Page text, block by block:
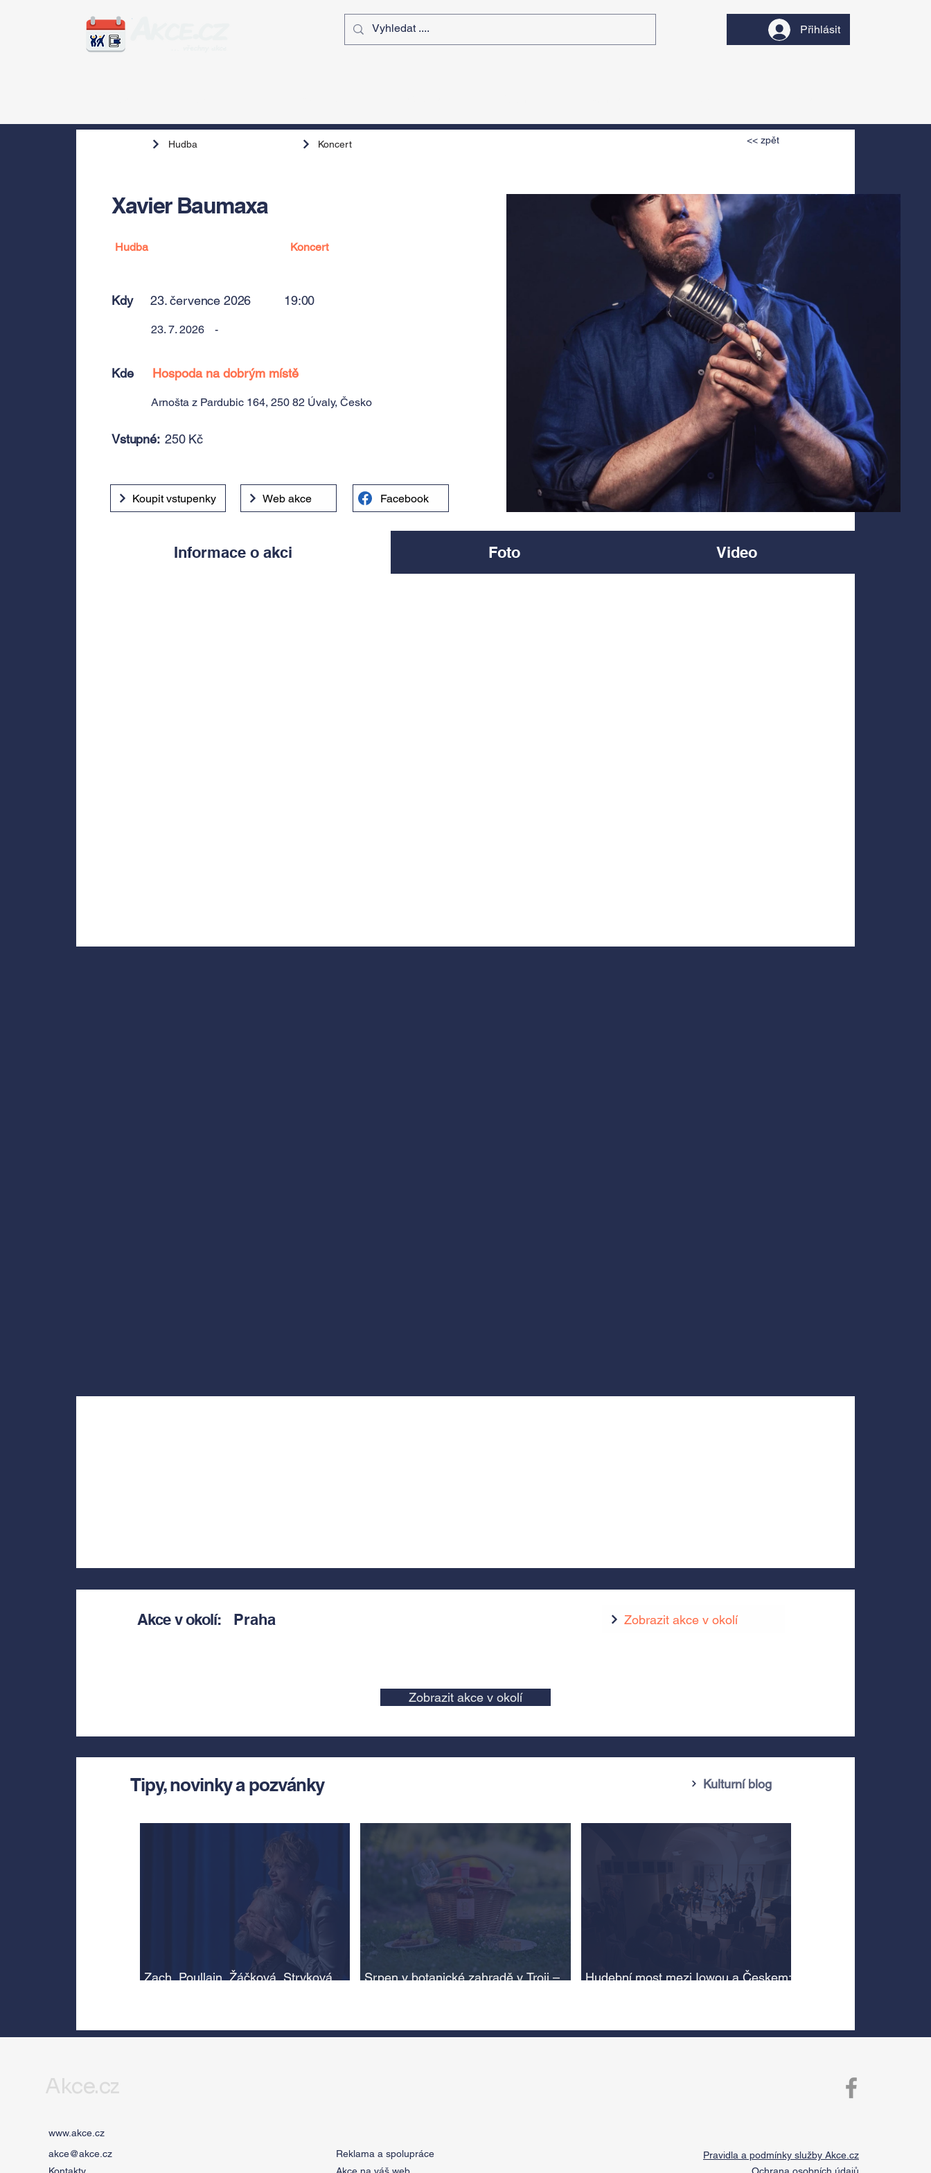
Přihlásit
Hudba Koncert << zpět
Xavier Baumaxa
Hudba Koncert
Kdy 23. července 2026 19:00
23. 7. 2026 -
Kde Hospoda na dobrým místě
Arnošta z Pardubic 164, 250 82 Úvaly, Česko
Vstupné: 250 Kč
Koupit vstupenky Web akce Facebook
Informace o akci Foto Video
Akce v okolí: Praha Zobrazit akce v okolí
Zobrazit akce v okolí
Tipy, novinky a pozvánky Kulturní blog
Zach, Poullain, Žáčková, Stryková,
Srpen v botanické zahradě v Troji –
Hudební most mezi Iowou a Českem:
Akce.cz
www.akce.cz
akce@akce.cz
Reklama a spolupráce
Pravidla a podmínky služby Akce.cz